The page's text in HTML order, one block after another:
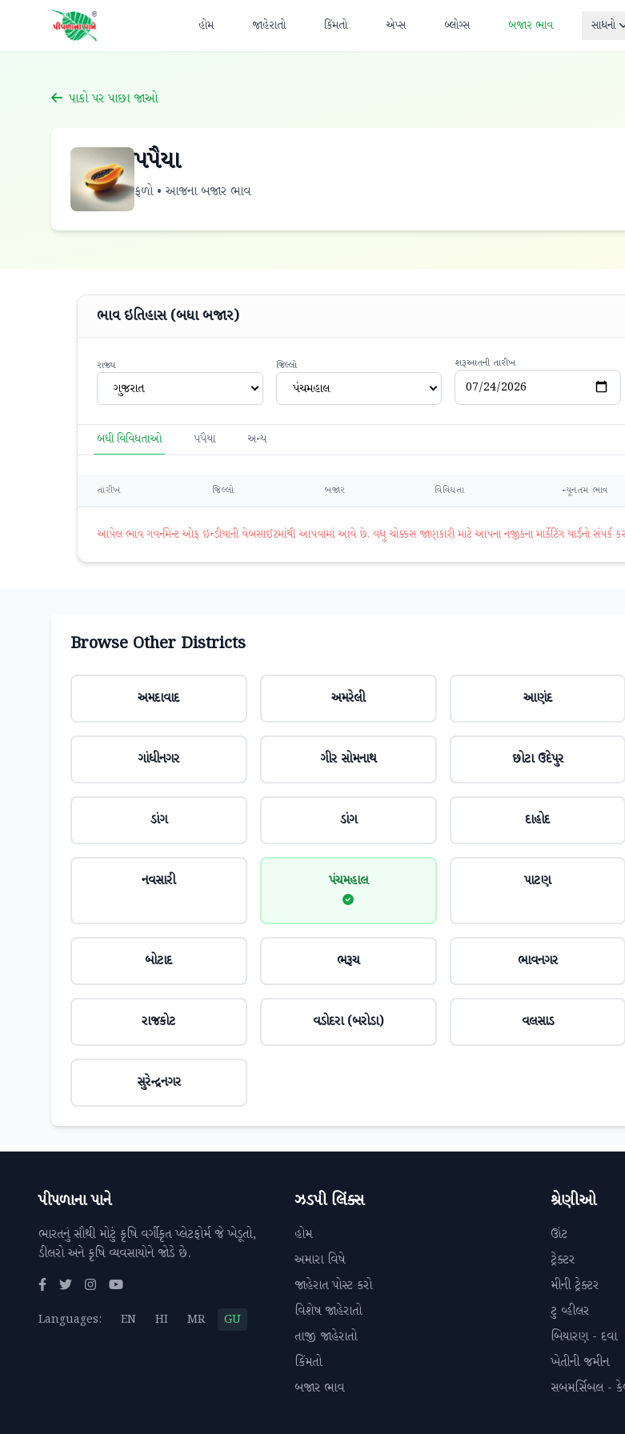
હોમ જાહેરાતો કિંમતો એપ્સ બ્લોગ્સ બજાર ભાવ સાધનો
પાકો પર પાછા જાઓ
પપૈયા
ફળો • આજના બજાર ભાવ
ભાવ ઇતિહાસ (બધા બજાર)
રાજ્ય
ગુજરાત
જિલ્લો
પંચમહાલ
શરૂઆતની તારીખ
બધી વિવિધતાઓ પપૈયા અન્ય
તારીખ જિલ્લો બજાર વિવિધતા ન્યૂનતમ ભાવ
આપેલ ભાવ ગવર્નમેન્ટ ઓફ ઇન્ડીયાની વેબસાઈટમાંથી આપવામાં આવે છે. વધુ ચોક્કસ જાણકારી માટે આપના નજીકના માર્કેટિંગ યાર્ડનો સંપર્ક
Browse Other Districts
અમદાવાદ અમરેલી આણંદ
ગાંધીનગર ગીર સોમનાથ છોટા ઉદેપુર
ડાંગ ડાંગ દાહોદ
નવસારી પંચમહાલ પાટણ
બોટાદ ભરૂચ ભાવનગર
રાજકોટ વડોદરા (બરોડા) વલસાડ
સુરેન્દ્રનગર
પીપળાના પાને
ભારતનું સૌથી મોટું કૃષિ વર્ગીકૃત પ્લેટફોર્મ જે ખેડૂતો,
ડીલરો અને કૃષિ વ્યવસાયોને જોડે છે.
Languages: EN HI MR GU
ઝડપી લિંક્સ
હોમ
અમારા વિષે
જાહેરાત પોસ્ટ કરો
વિશેષ જાહેરાતો
તાજી જાહેરાતો
કિંમતો
બજાર ભાવ
શ્રેણીઓ
ઊંટ
ટ્રેક્ટર
મીની ટ્રેક્ટર
ટુ વ્હીલર
બિયારણ - દવા
ખેતીની જમીન
સબમર્સિબલ -